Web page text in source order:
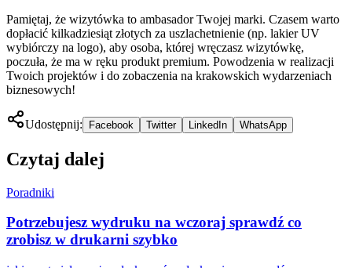
Pamiętaj, że wizytówka to ambasador Twojej marki. Czasem warto
dopłacić kilkadziesiąt złotych za uszlachetnienie (np. lakier UV
wybiórczy na logo), aby osoba, której wręczasz wizytówkę,
poczuła, że ma w ręku produkt premium. Powodzenia w realizacji
Twoich projektów i do zobaczenia na krakowskich wydarzeniach
biznesowych!
Udostępnij: Facebook Twitter LinkedIn WhatsApp
Czytaj dalej
Poradniki
Potrzebujesz wydruku na wczoraj sprawdź co
zrobisz w drukarni szybko